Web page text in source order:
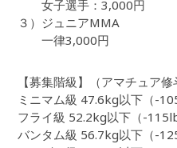
女子選手：3,000円
３）ジュニアMMA
一律3,000円
【募集階級】（アマチュア修
ミニマム級 47.6kg以下（-
フライ級 52.2kg以下（-115lb
バンタム級 56.7kg以下（-